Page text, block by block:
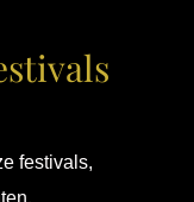
festivals,